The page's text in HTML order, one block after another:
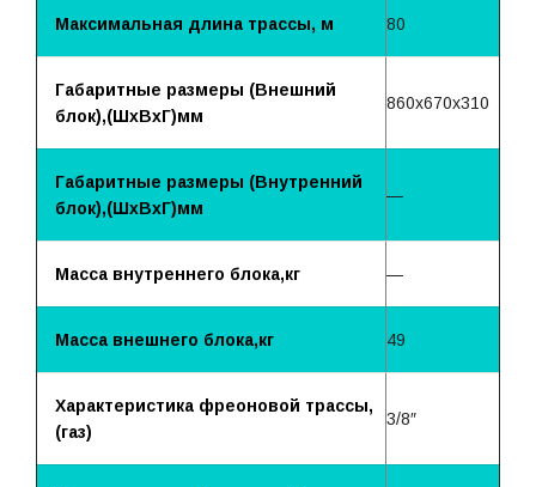
Максимальная длина трассы, м 80
Габаритные размеры (Внешний
блок),(ШхВхГ)мм
860x670x310
Габаритные размеры (Внутренний
блок),(ШхВхГ)мм
—
Масса внутреннего блока,кг —
Масса внешнего блока,кг 49
Характеристика фреоновой трассы,
(газ)
3/8″